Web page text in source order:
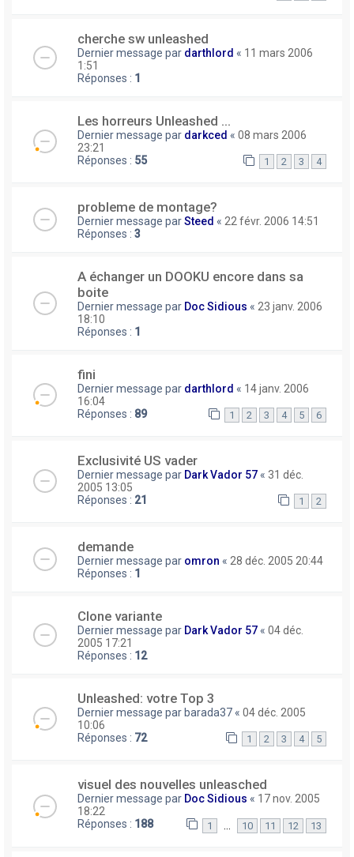
cherche sw unleashed
Dernier message par darthlord « 11 mars 2006
1:51
Réponses : 1
Les horreurs Unleashed ...
Dernier message par darkced « 08 mars 2006
23:21
Réponses : 55 1 2 3 4
probleme de montage?
Dernier message parSteed « 22 févr. 2006 14:51
Réponses : 3
A échanger un DOOKU encore dans sa
boite
Dernier message par Doc Sidious « 23 janv. 2006
18:10
Réponses : 1
fini
Dernier message par darthlord « 14 janv. 2006
16:04
Réponses : 89 1 2 3 4 5 6
Exclusivité US vader
Dernier message par Dark Vador 57 « 31 déc.
2005 13:05
Réponses : 21 1 2
demande
Dernier message par omron « 28 déc. 2005 20:44
Réponses : 1
Clone variante
Dernier message par Dark Vador 57 « 04 déc.
2005 17:21
Réponses : 12
Unleashed: votre Top 3
Dernier message par barada37 « 04 déc. 2005
10:06
Réponses : 72 1 2 3 4 5
visuel des nouvelles unleasched
Dernier message par Doc Sidious « 17 nov. 2005
18:22
Réponses : 188 1 10 11 12 13